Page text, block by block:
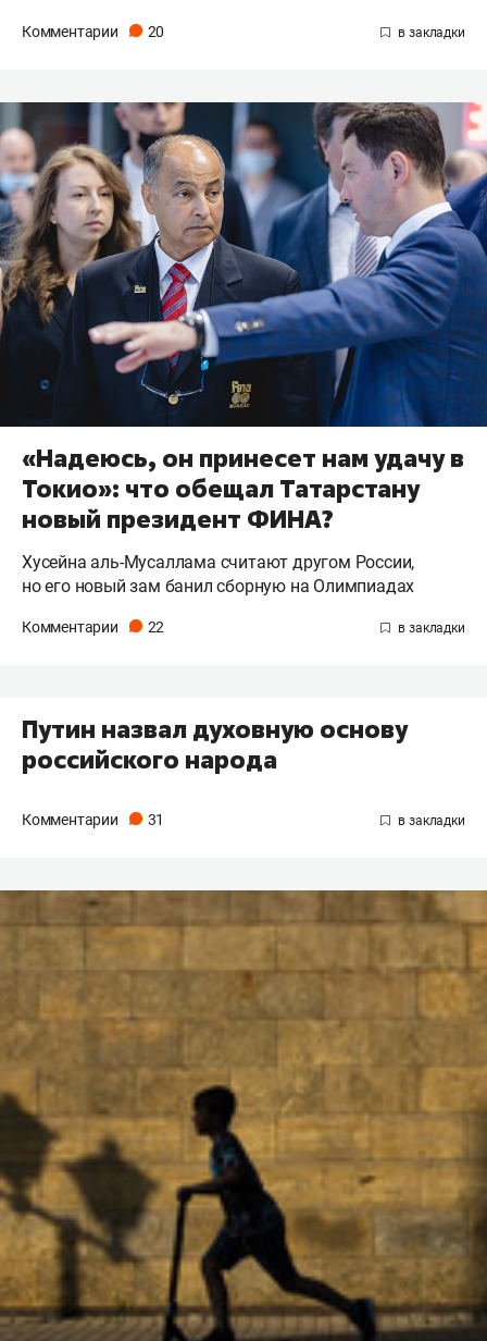
Комментарии 20
«Надеюсь, он принесет нам удачу в
Токио»: что обещал Татарстану
новый президент ФИНА?
Хусейна аль-Мусаллама считают другом России,
но его новый зам банил сборную на Олимпиадах
Комментарии 22
Путин назвал духовную основу
российского народа
Комментарии 31